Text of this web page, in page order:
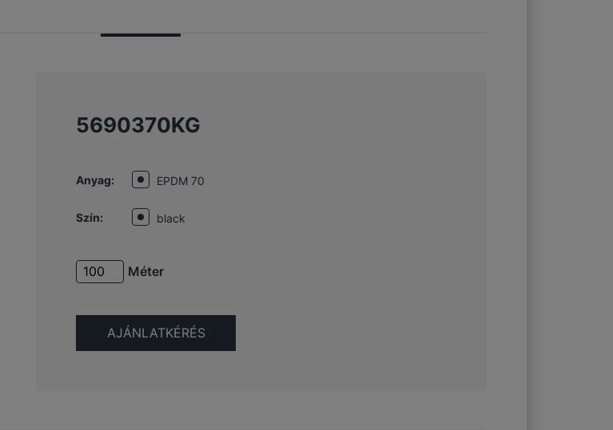
5690370KG
Anyag: EPDM 70
Szín: black
Méter